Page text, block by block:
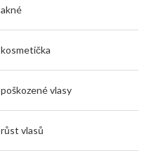
akné
kosmetička
poškozené vlasy
růst vlasů